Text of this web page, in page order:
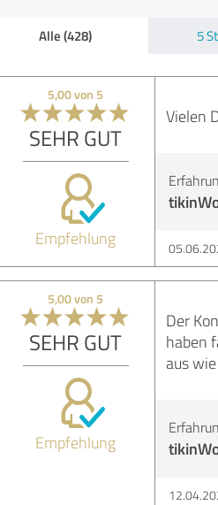
Alle (428) 5
5,00 von 5
SEHR GUT
Empfehlung
Vielen
5,00 von 5
SEHR GUT
Empfehlung
Der
haben
aus